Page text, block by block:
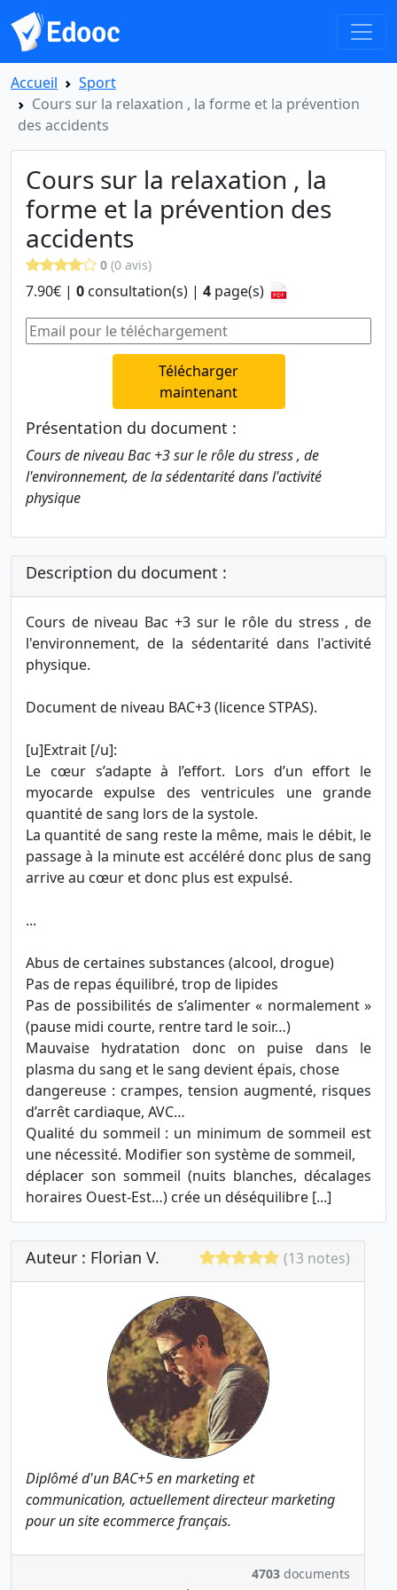
Accueil
Sport
Cours sur la relaxation , la forme et la prévention
des accidents
Cours sur la relaxation , la
forme et la prévention des
accidents
0 (0 avis)
7.90€ | 0 consultation(s) | 4 page(s)
Télécharger
maintenant
Présentation du document :
Cours de niveau Bac +3 sur le rôle du stress , de
l'environnement, de la sédentarité dans l'activité
physique
Description du document :
Cours de niveau Bac +3 sur le rôle du stress , de
l'environnement, de la sédentarité dans l'activité
physique.
Document de niveau BAC+3 (licence STPAS).
[u]Extrait [/u]:
Le cœur s’adapte à l’effort. Lors d’un effort le
myocarde expulse des ventricules une grande
quantité de sang lors de la systole.
La quantité de sang reste la même, mais le débit, le
passage à la minute est accéléré donc plus de sang
arrive au cœur et donc plus est expulsé.
...
Abus de certaines substances (alcool, drogue)
Pas de repas équilibré, trop de lipides
Pas de possibilités de s’alimenter « normalement »
(pause midi courte, rentre tard le soir…)
Mauvaise hydratation donc on puise dans le
plasma du sang et le sang devient épais, chose
dangereuse : crampes, tension augmenté, risques
d’arrêt cardiaque, AVC…
Qualité du sommeil : un minimum de sommeil est
une nécessité. Modifier son système de sommeil,
déplacer son sommeil (nuits blanches, décalages
horaires Ouest-Est…) crée un déséquilibre [...]
Auteur : Florian V. (13 notes)
Diplômé d'un BAC+5 en marketing et
communication, actuellement directeur marketing
pour un site ecommerce français.
4703 documents